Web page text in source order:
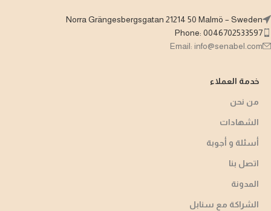
Norra Grängesbergsgatan 21214 50 Malmö – Sweden
Phone: 0046702533597
Email: info@senabel.com
خدمة العملاء
من نحن
الشهادات
أسئلة و أجوبة​
اتصل بنا
المدونة
الشراكة مع سنابل